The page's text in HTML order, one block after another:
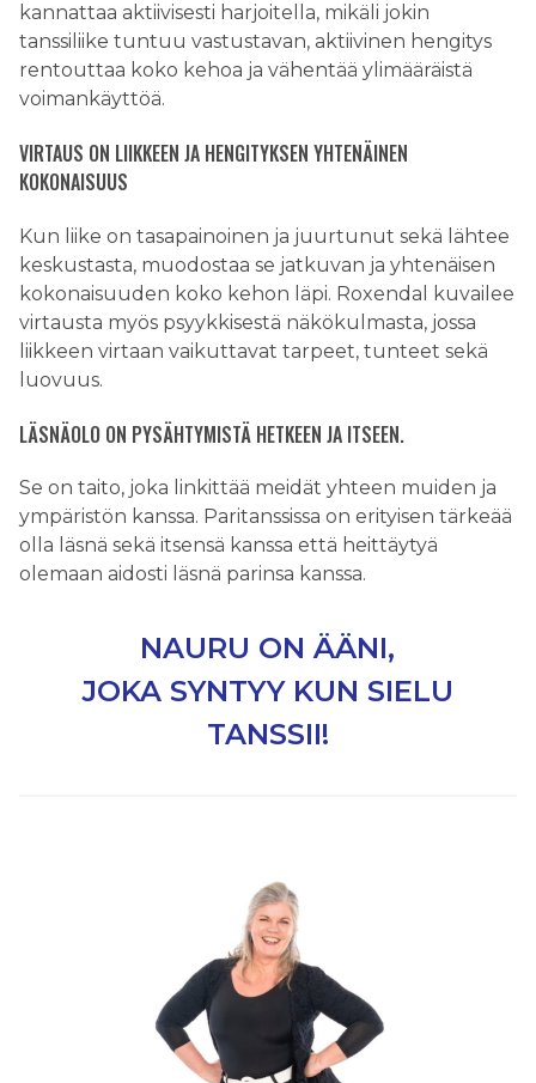
kannattaa aktiivisesti harjoitella, mikäli jokin
tanssiliike tuntuu vastustavan, aktiivinen hengitys
rentouttaa koko kehoa ja vähentää ylimääräistä
voimankäyttöä.
VIRTAUS ON LIIKKEEN JA HENGITYKSEN YHTENÄINEN
KOKONAISUUS
Kun liike on tasapainoinen ja juurtunut sekä lähtee
keskustasta, muodostaa se jatkuvan ja yhtenäisen
kokonaisuuden koko kehon läpi. Roxendal kuvailee
virtausta myös psyykkisestä näkökulmasta, jossa
liikkeen virtaan vaikuttavat tarpeet, tunteet sekä
luovuus.
LÄSNÄOLO ON PYSÄHTYMISTÄ HETKEEN JA ITSEEN.
Se on taito, joka linkittää meidät yhteen muiden ja
ympäristön kanssa. Paritanssissa on erityisen tärkeää
olla läsnä sekä itsensä kanssa että heittäytyä
olemaan aidosti läsnä parinsa kanssa.
NAURU ON ÄÄNI,
JOKA SYNTYY KUN SIELU
TANSSII!